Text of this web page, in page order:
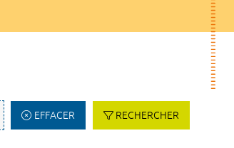
EFFACER RECHERCHER